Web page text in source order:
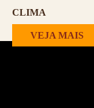
CLIMA
VEJA MAIS